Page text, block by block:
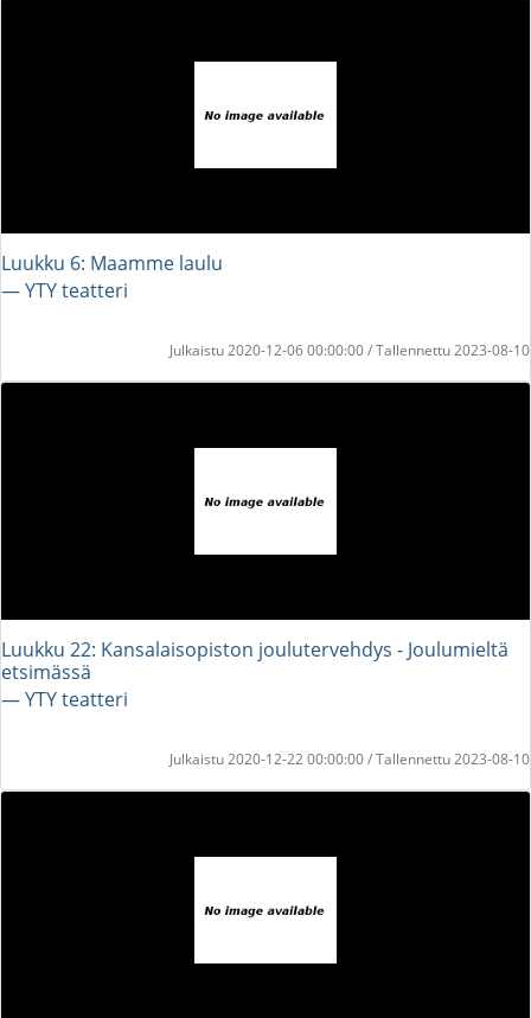
Luukku 6: Maamme laulu
― YTY teatteri
Julkaistu 2020-12-06 00:00:00 / Tallennettu 2023-08-10
Luukku 22: Kansalaisopiston joulutervehdys - Joulumieltä
etsimässä
― YTY teatteri
Julkaistu 2020-12-22 00:00:00 / Tallennettu 2023-08-10